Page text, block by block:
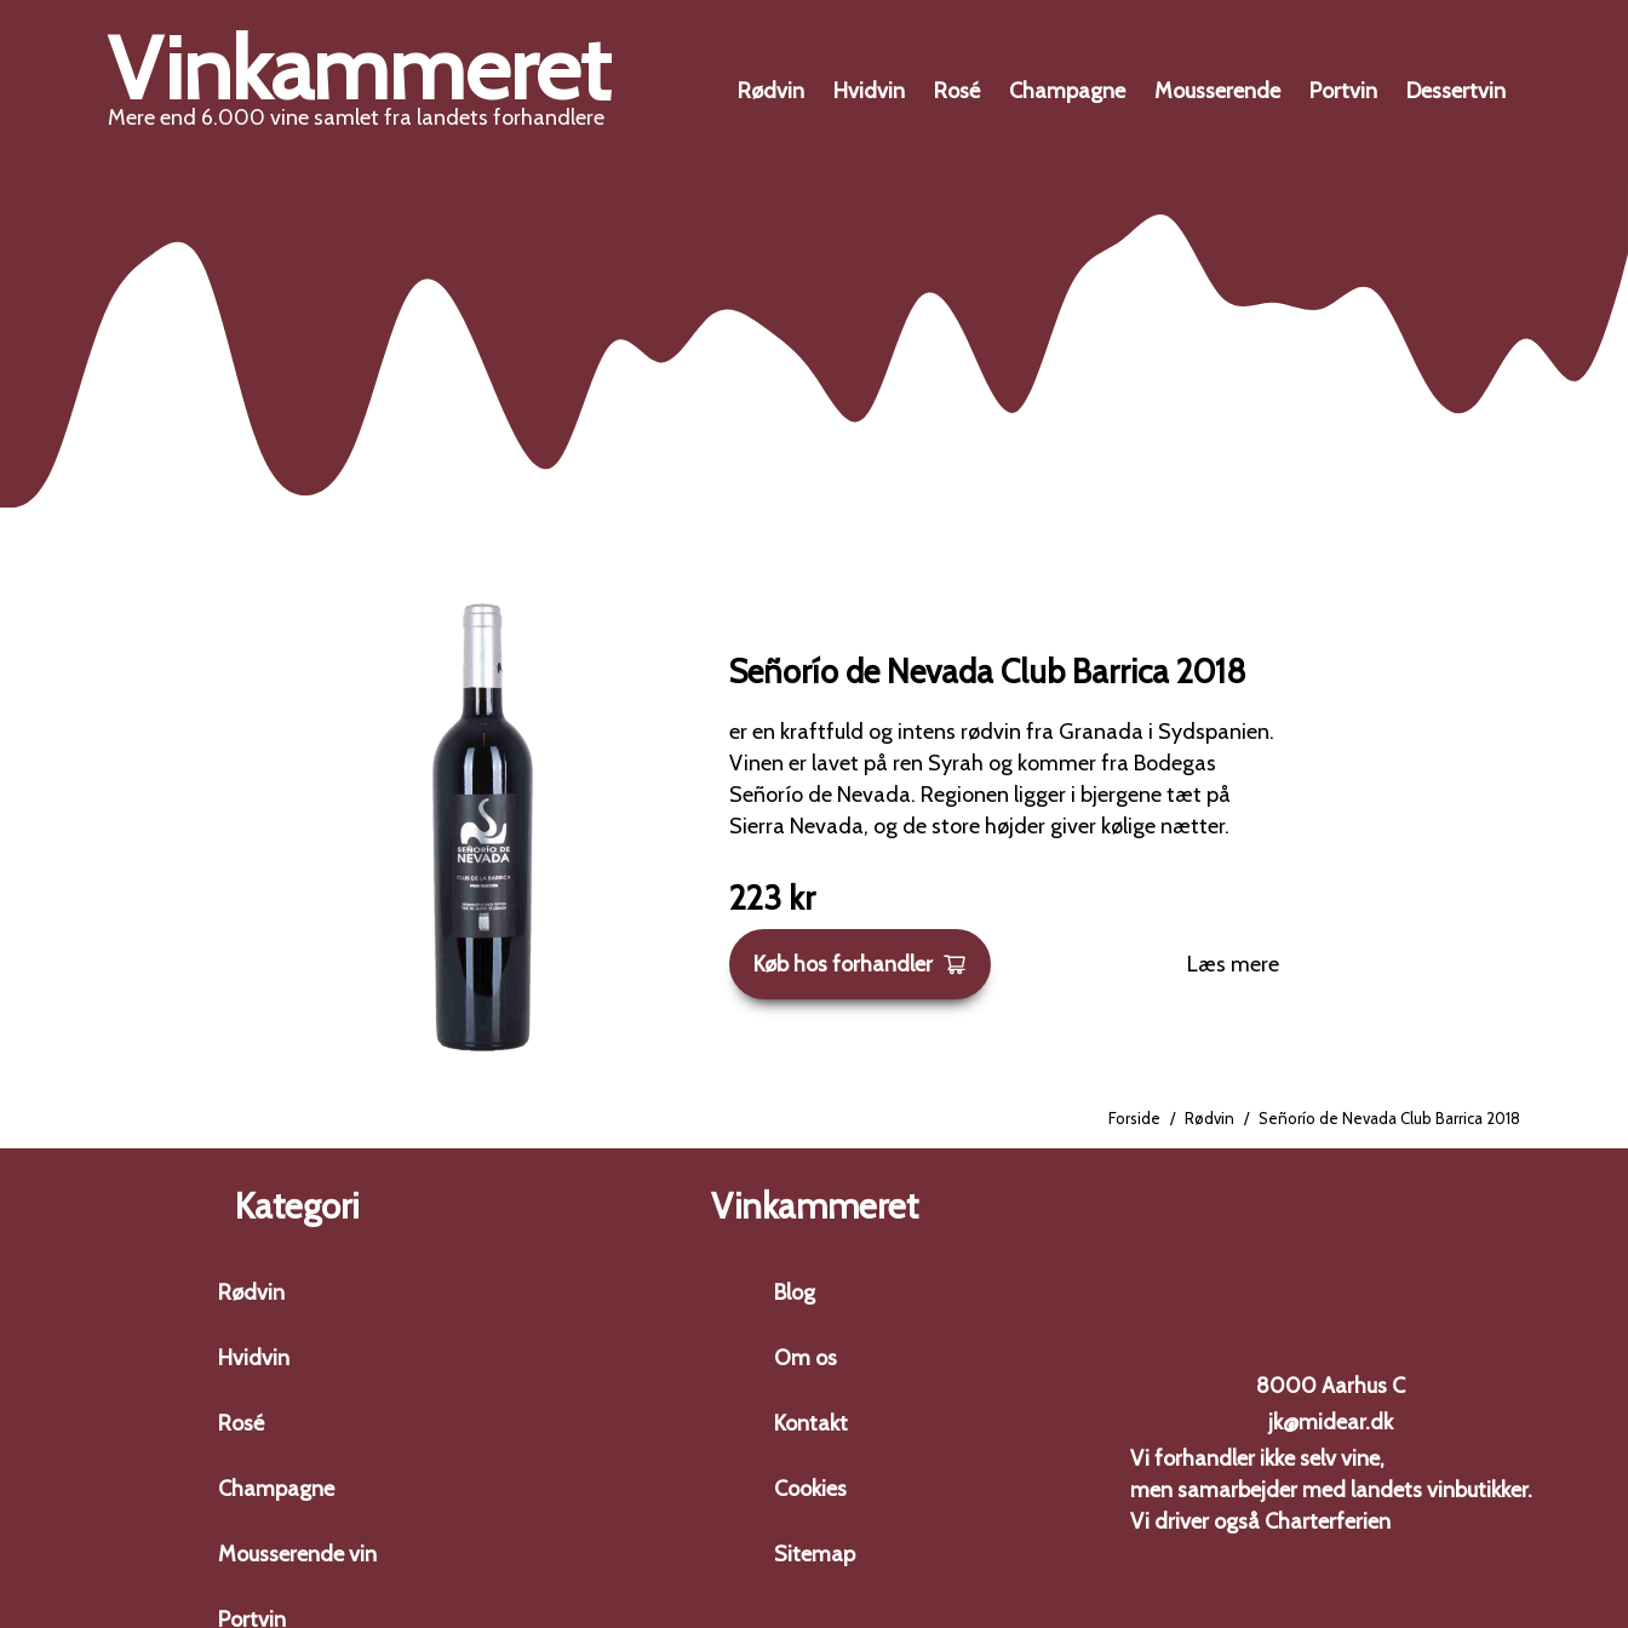
Vinkammeret
Mere end 6.000 vine samlet fra landets forhandlere
Rødvin Hvidvin Rosé Champagne Mousserende Portvin Dessertvin
Señorío de Nevada Club Barrica 2018
er en kraftfuld og intens rødvin fra Granada i Sydspanien.
Vinen er lavet på ren Syrah og kommer fra Bodegas
Señorío de Nevada. Regionen ligger i bjergene tæt på
Sierra Nevada, og de store højder giver kølige nætter.
223 kr
Køb hos forhandler Læs mere
Forside / Rødvin / Señorío de Nevada Club Barrica 2018
Kategori
Rødvin
Hvidvin
Rosé
Champagne
Mousserende vin
Portvin
Vinkammeret
Blog
Om os
Kontakt
Cookies
Sitemap
8000 Aarhus C
jk@midear.dk
Vi forhandler ikke selv vine,
men samarbejder med landets vinbutikker.
Vi driver også Charterferien